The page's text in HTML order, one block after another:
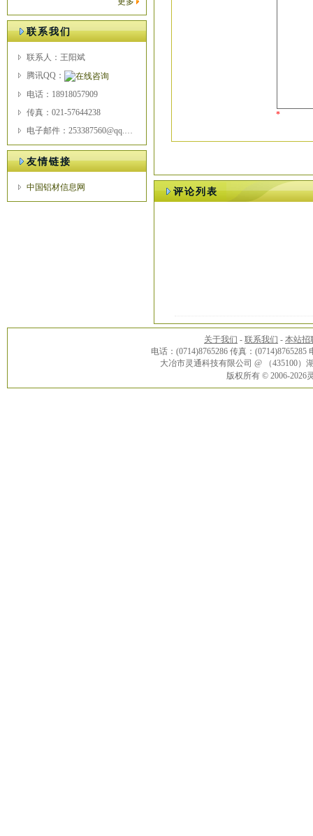
联系我们
联系人：王阳斌
腾讯QQ：
电话：18918057909
传真：021-57644238
电子邮件：253387560@qq.com
友情链接
中国铝材信息网
*
评论列表
关于我们 - 联系我们 - 本站招
电话：(0714)8765286 传真：(0714)8765285
大冶市灵通科技有限公司 @ （435100
版权所有 © 2006-2026